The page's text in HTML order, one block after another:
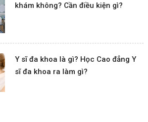
khám không? Cần điều kiện gì?
Y sĩ đa khoa là gì? Học Cao đẳng Y
sĩ đa khoa ra làm gì?